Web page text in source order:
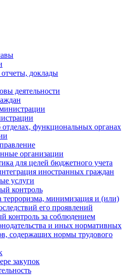
доклады
деятельности
функциональных органах
организации
для целей бюджетного учета
иностранных граждан
услуги
контроль
терроризма, минимизация и (или)
его проявлений
контроль за соблюдением
и иных нормативных
содержащих нормы трудового
закупок